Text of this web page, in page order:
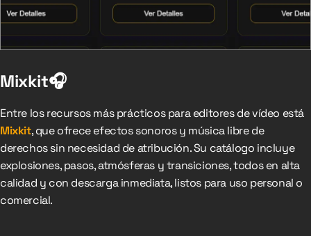
Mixkit🎧
Entre los recursos más prácticos para editores de vídeo está
Mixkit, que ofrece efectos sonoros y música libre de
derechos sin necesidad de atribución. Su catálogo incluye
explosiones, pasos, atmósferas y transiciones, todos en alta
calidad y con descarga inmediata, listos para uso personal o
comercial.